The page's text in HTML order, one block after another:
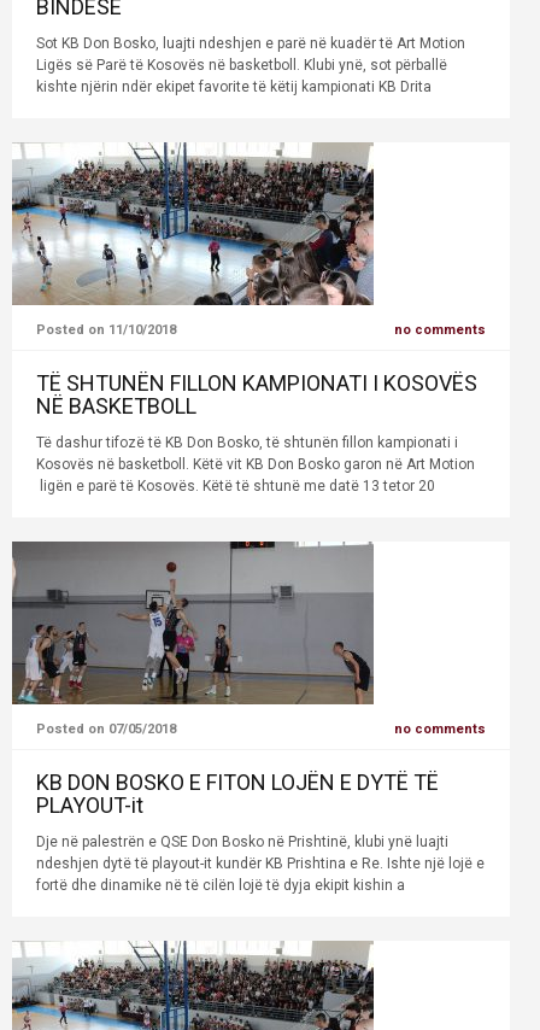
BINDËSE
Sot KB Don Bosko, luajti ndeshjen e parë në kuadër të Art Motion
Ligës së Parë të Kosovës në basketboll. Klubi ynë, sot përballë
kishte njërin ndër ekipet favorite të këtij kampionati KB Drita
Posted on 11/10/2018 no comments
TË SHTUNËN FILLON KAMPIONATI I KOSOVËS
NË BASKETBOLL
Të dashur tifozë të KB Don Bosko, të shtunën fillon kampionati i
Kosovës në basketboll. Këtë vit KB Don Bosko garon në Art Motion
ligën e parë të Kosovës. Këtë të shtunë me datë 13 tetor 20
Posted on 07/05/2018 no comments
KB DON BOSKO E FITON LOJËN E DYTË TË
PLAYOUT-it
Dje në palestrën e QSE Don Bosko në Prishtinë, klubi ynë luajti
ndeshjen dytë të playout-it kundër KB Prishtina e Re. Ishte një lojë e
fortë dhe dinamike në të cilën lojë të dyja ekipit kishin a